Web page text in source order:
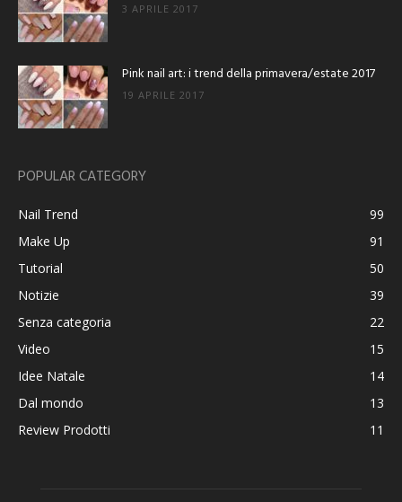
3 APRILE 2017
Pink nail art: i trend della primavera/estate 2017
19 APRILE 2017
POPULAR CATEGORY
Nail Trend
99
Make Up
91
Tutorial
50
Notizie
39
Senza categoria
22
Video
15
Idee Natale
14
Dal mondo
13
Review Prodotti
11